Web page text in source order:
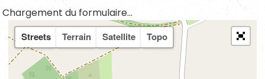
Chargement du formulaire...
Streets Terrain Satellite Topo